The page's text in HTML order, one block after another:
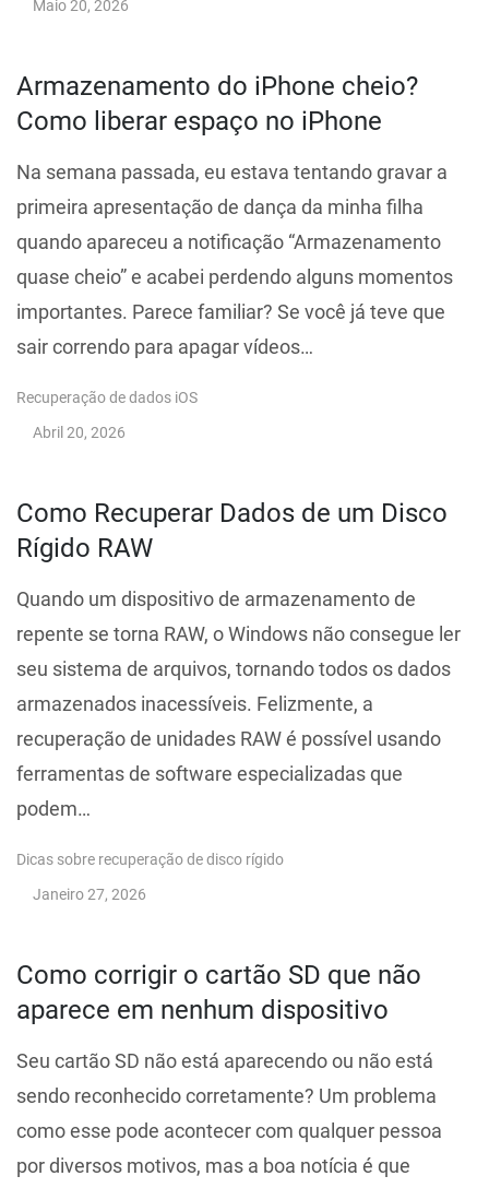
Maio 20, 2026
Armazenamento do iPhone cheio?
Como liberar espaço no iPhone
Na semana passada, eu estava tentando gravar a
primeira apresentação de dança da minha filha
quando apareceu a notificação “Armazenamento
quase cheio” e acabei perdendo alguns momentos
importantes. Parece familiar? Se você já teve que
sair correndo para apagar vídeos…
Recuperação de dados iOS
Abril 20, 2026
Como Recuperar Dados de um Disco
Rígido RAW
Quando um dispositivo de armazenamento de
repente se torna RAW, o Windows não consegue ler
seu sistema de arquivos, tornando todos os dados
armazenados inacessíveis. Felizmente, a
recuperação de unidades RAW é possível usando
ferramentas de software especializadas que
podem…
Dicas sobre recuperação de disco rígido
Janeiro 27, 2026
Como corrigir o cartão SD que não
aparece em nenhum dispositivo
Seu cartão SD não está aparecendo ou não está
sendo reconhecido corretamente? Um problema
como esse pode acontecer com qualquer pessoa
por diversos motivos, mas a boa notícia é que